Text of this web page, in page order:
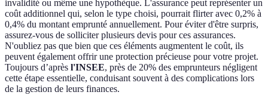
invalidité ou même une hypothèque. L'assurance peut représenter un
coût additionnel qui, selon le type choisi, pourrait flirter avec 0,2% à
0,4% du montant emprunté annuellement. Pour éviter d'être surpris,
assurez-vous de solliciter plusieurs devis pour ces assurances.
N'oubliez pas que bien que ces éléments augmentent le coût, ils
peuvent également offrir une protection précieuse pour votre projet.
Toujours d’après l'INSEE, près de 20% des emprunteurs négligent
cette étape essentielle, conduisant souvent à des complications lors
de la gestion de leurs finances.